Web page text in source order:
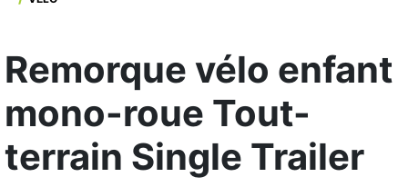
Remorque vélo enfant
mono-roue Tout-
terrain Single Trailer